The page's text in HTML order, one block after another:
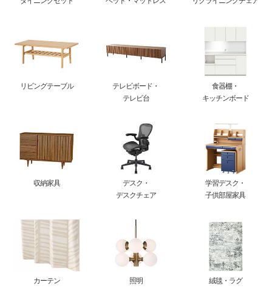
リビングテーブル
テレビボード・
テレビ台
食器棚・
キッチンボード
収納家具
デスク・
デスクチェア
学習デスク・
子供部屋家具
カーテン 照明 絨毯・ラグ